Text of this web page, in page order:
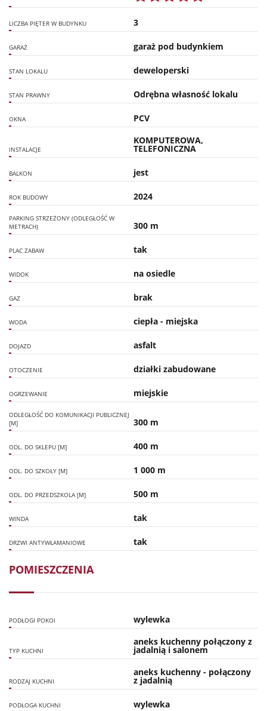
LICZBA PIĘTER W BUDYNKU 3
GARAŻ garaż pod budynkiem
STAN LOKALU deweloperski
STAN PRAWNY Odrębna własność lokalu
OKNA PCV
INSTALACJE
KOMPUTEROWA,
TELEFONICZNA
BALKON jest
ROK BUDOWY 2024
PARKING STRZEŻONY (ODLEGŁOŚĆ W
METRACH)
300 m
PLAC ZABAW tak
WIDOK na osiedle
GAZ brak
WODA ciepła - miejska
DOJAZD asfalt
OTOCZENIE działki zabudowane
OGRZEWANIE miejskie
ODLEGŁOŚĆ DO KOMUNIKACJI PUBLICZNEJ
[M]
300 m
ODL. DO SKLEPU [M] 400 m
ODL. DO SZKOŁY [M] 1 000 m
ODL. DO PRZEDSZKOLA [M] 500 m
WINDA tak
DRZWI ANTYWŁAMANIOWE tak
POMIESZCZENIA
PODŁOGI POKOI wylewka
TYP KUCHNI
aneks kuchenny połączony z
jadalnią i salonem
RODZAJ KUCHNI
aneks kuchenny - połączony
z jadalnią
PODŁOGA KUCHNI wylewka